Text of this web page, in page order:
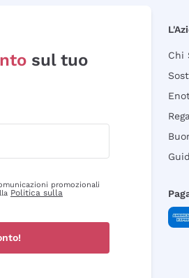
sul tuo
promozionali
Politica sulla
Chi